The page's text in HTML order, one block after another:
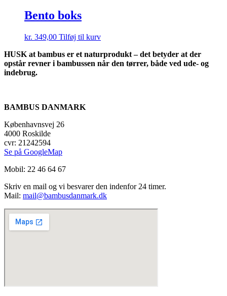
Bento boks
kr. 349,00 Tilføj til kurv
HUSK at bambus er et naturprodukt – det betyder at der
opstår revner i bambussen når den tørrer, både ved ude- og
indebrug.
BAMBUS DANMARK
Københavnsvej 26
4000 Roskilde
cvr: 21242594
Se på GoogleMap
Mobil: 22 46 64 67
Skriv en mail og vi besvarer den indenfor 24 timer.
Mail: mail@bambusdanmark.dk